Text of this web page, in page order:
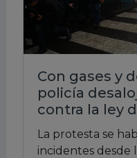
Con gases y
policía
contra la ley
La protesta se
incidentes desde